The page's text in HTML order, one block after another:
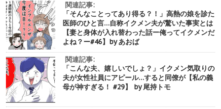
関連記事:
「そんなことってあり得る？！」高熱の娘を診た
医師のひと言…自称イクメン夫が驚いた事実とは
【妻と身体が入れ替わった話ー俺ってイクメンだ
よね？ー#46】by あおば
関連記事:
「こんな夫、嬉しいでしょ？」イクメン気取りの
夫が女性社員にアピール…すると同僚が【私の義
母が神すぎる！ #29】 by 尾持トモ